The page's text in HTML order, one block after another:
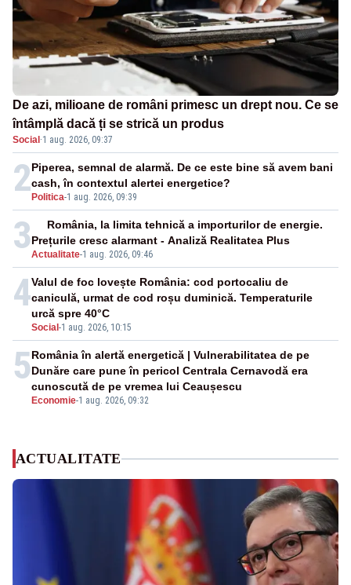
De azi, milioane de români primesc un drept nou. Ce se
întâmplă dacă ți se strică un produs
Social ·1 aug. 2026, 09:37
2 Politica-1 aug. 2026, 09:39
Piperea, semnal de alarmă. De ce este bine să avem bani
cash, în contextul alertei energetice?
3Actualitate-1 aug. 2026, 09:46
România, la limita tehnică a importurilor de energie.
Prețurile cresc alarmant - Analiză Realitatea Plus
4
Social -1 aug. 2026, 10:15
Valul de foc lovește România: cod portocaliu de
caniculă, urmat de cod roșu duminică. Temperaturile
urcă spre 40°C
5
Economie-1 aug. 2026, 09:32
România în alertă energetică | Vulnerabilitatea de pe
Dunăre care pune în pericol Centrala Cernavodă era
cunoscută de pe vremea lui Ceaușescu
ACTUALITATE